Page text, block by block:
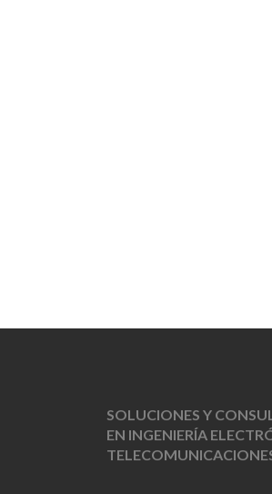
SOLUCIONES Y
EN INGENIERÍA